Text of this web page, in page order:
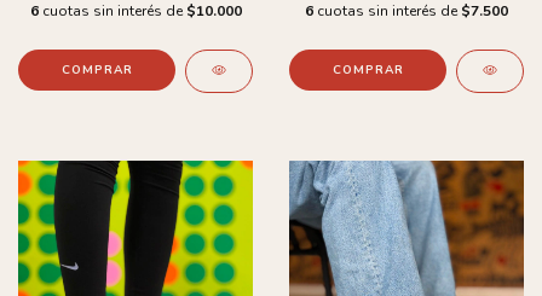
6 cuotas sin interés de $10.000
COMPRAR
6 cuotas sin interés de $7.500
COMPRAR